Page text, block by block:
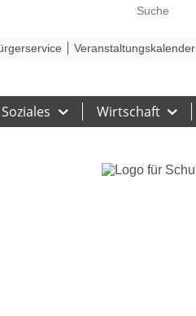
Soziales Wirtschaft
Veranstaltungskalender